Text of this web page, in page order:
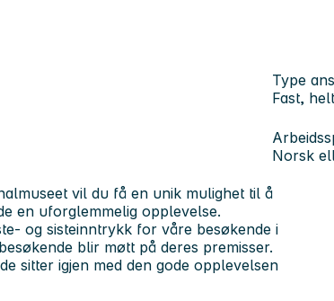
Type
Fast,
Norsk
vil du få en unik mulighet til å
en uforglemmelig opplevelse.
og sisteinntrykk for våre besøkende i
blir møtt på deres premisser.
sitter igjen med den gode opplevelsen